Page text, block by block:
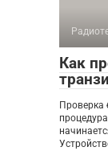
Как
Проверка